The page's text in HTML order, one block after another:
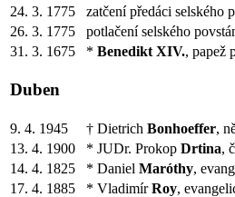
24. 3. 1775
zatčení předáci selského
26. 3. 1775
potlačení selského
31. 3. 1675
* Benedikt XIV., papež
Duben
9. 4. 1945 † Dietrich Bonhoeffer,
13. 4. 1900
* JUDr. Prokop Drtina,
14. 4. 1825
* Daniel Maróthy,
17. 4. 1885
* VladimírRoy,